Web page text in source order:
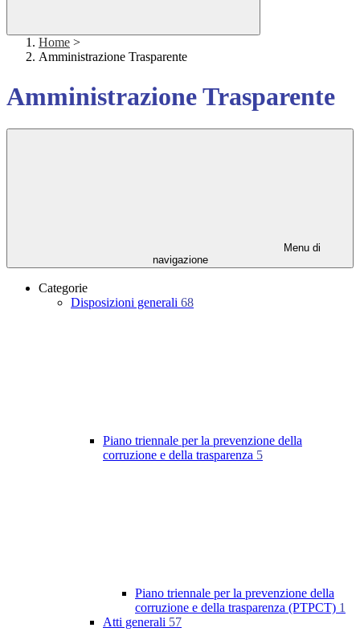
Home >
Amministrazione Trasparente
Amministrazione Trasparente
Menu di
navigazione
Categorie
Disposizioni generali 68
Piano triennale per la prevenzione della
corruzione e della trasparenza 5
Piano triennale per la prevenzione della
corruzione e della trasparenza (PTPCT) 1
Atti generali 57